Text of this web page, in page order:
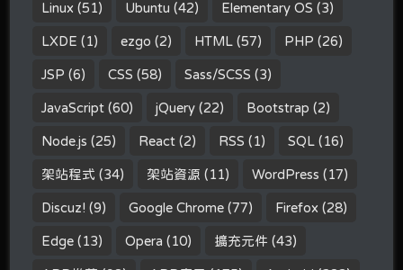
Linux (51) Ubuntu (42) Elementary OS (3)
LXDE (1) ezgo (2) HTML (57) PHP (26)
JSP (6) CSS (58) Sass/SCSS (3)
JavaScript (60) jQuery (22) Bootstrap (2)
Node.js (25) React (2) RSS (1) SQL (16)
架站程式 (34) 架站資源 (11) WordPress (17)
Discuz! (9) Google Chrome (77) Firefox (28)
Edge (13) Opera (10) 擴充元件 (43)